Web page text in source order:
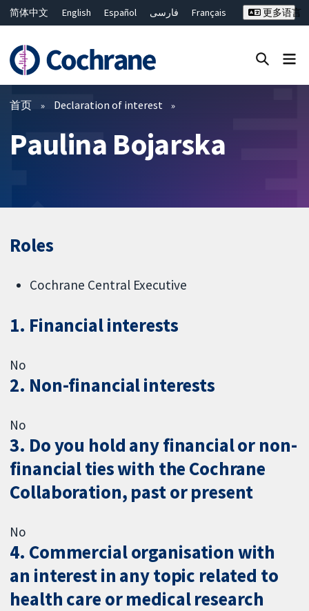
简体中文 English Español فارسی
Français
ไทย
繁體中文
更多语言
过滤
首页 Declaration of interest
Paulina Bojarska
Roles
Cochrane Central Executive
1. Financial interests
No
2. Non-financial interests
No
3. Do you hold any financial or non-
financial ties with the Cochrane
Collaboration, past or present
No
4. Commercial organisation with
an interest in any topic related to
health care or medical research